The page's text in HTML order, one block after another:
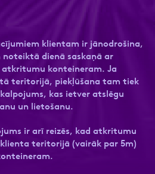
klientam ir jānodrošina,
dienā saskaņā ar
konteineram. Ja
teritorijā, piekļūšana tam tiek
kas ietver atslēgu
un lietošanu.
ir arī reizēs, kad atkritumu
teritorijā (vairāk par 5m)